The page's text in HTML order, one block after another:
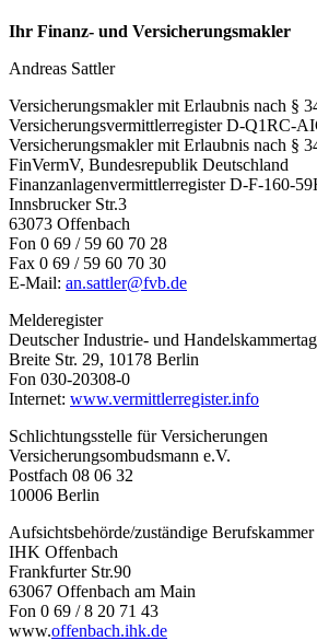
Ihr Finanz- und Versicherungsmakler
Andreas Sattler
Versicherungsmakler mit Erlaubnis nach §
Versicherungsvermittlerregister D-Q1RC-
Versicherungsmakler mit Erlaubnis nach §
FinVermV, Bundesrepublik Deutschland
Finanzanlagenvermittlerregister D-F-160-
Innsbrucker Str.3
63073 Offenbach
Fon 0 69 / 59 60 70 28
Fax 0 69 / 59 60 70 30
E-Mail: an.sattler@fvb.de
Melderegister
Deutscher Industrie- und
Breite Str. 29, 10178 Berlin
Fon 030-20308-0
Internet: www.vermittlerregister.info
Schlichtungsstelle für Versicherungen
Versicherungsombudsmann e.V.
Postfach 08 06 32
10006 Berlin
Aufsichtsbehörde/zuständige Berufskammer
IHK Offenbach
Frankfurter Str.90
63067 Offenbach am Main
Fon 0 69 / 8 20 71 43
www.offenbach.ihk.de